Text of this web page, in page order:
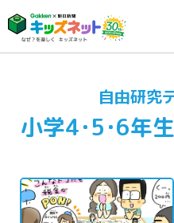
自由研究
小学4･5･6年